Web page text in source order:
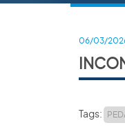
06/03/
Tags: